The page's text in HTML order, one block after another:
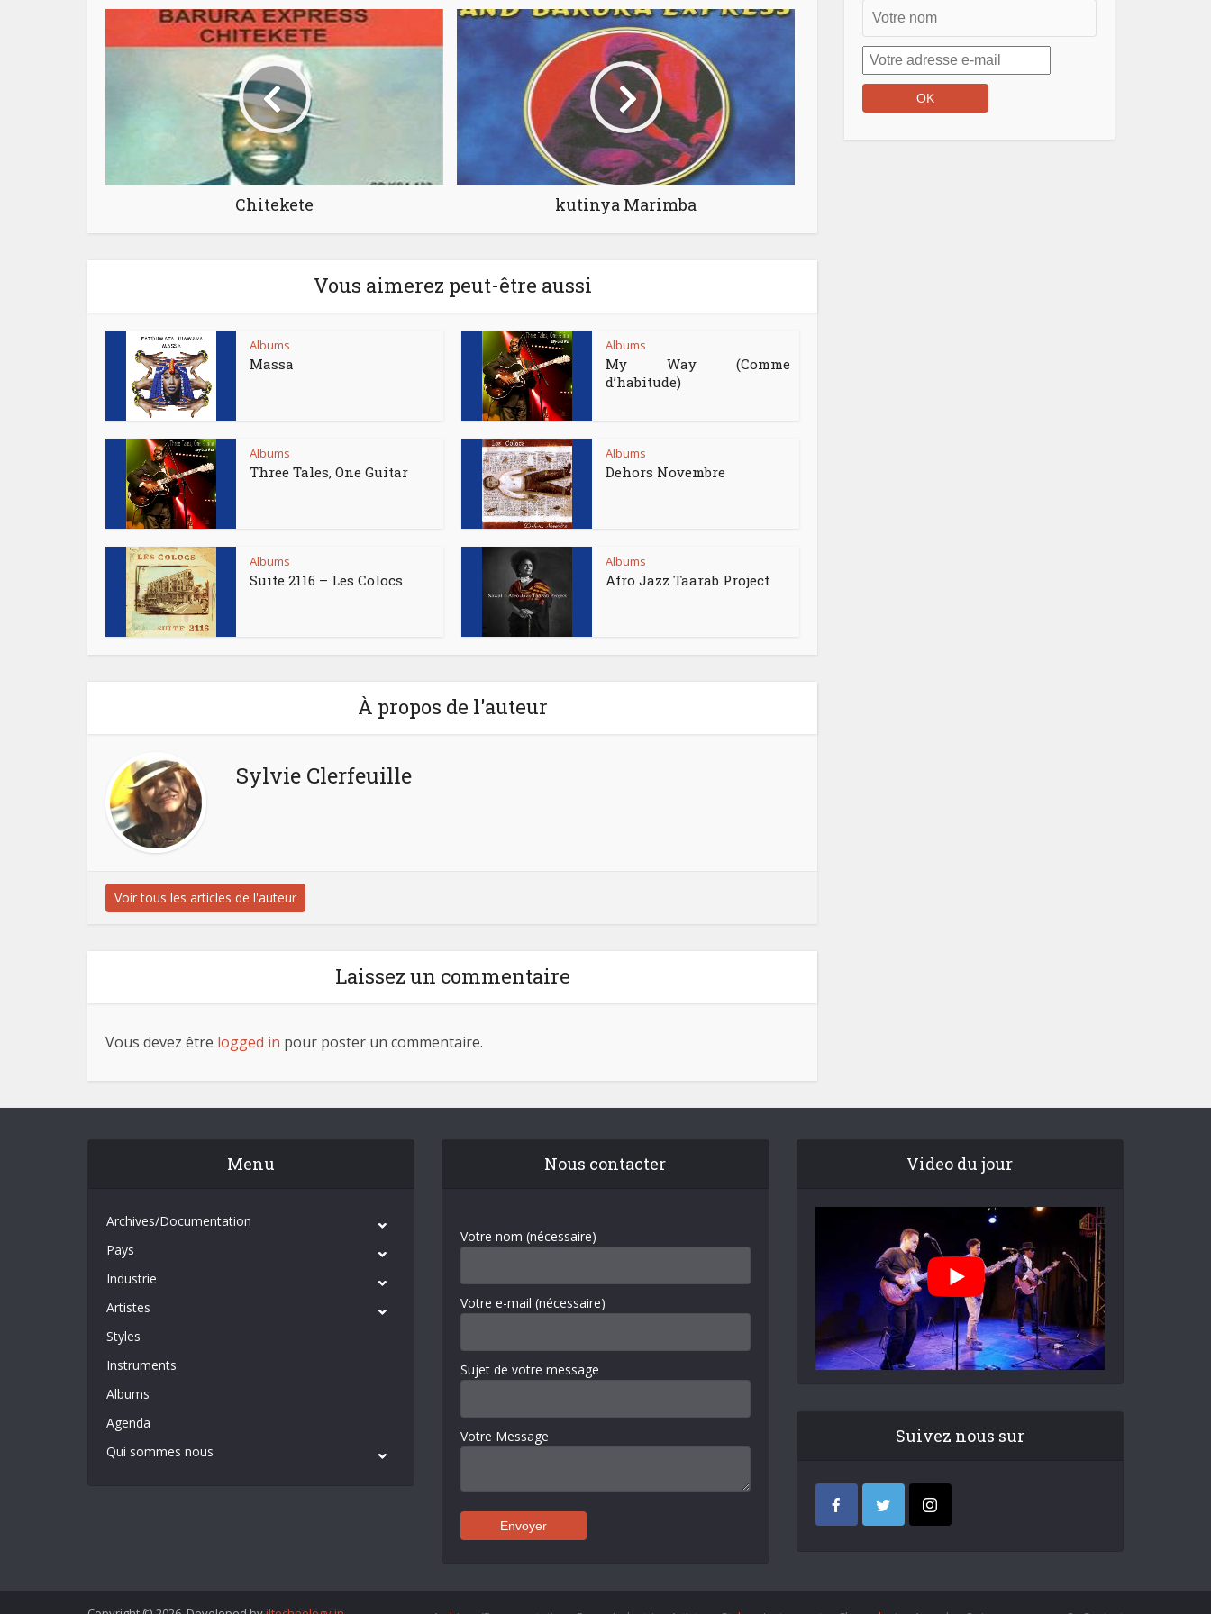
Chitekete kutinya Marimba
Vous aimerez peut-être aussi
Albums
Massa
Albums
My Way (Comme
d’habitude)
Albums
Three Tales, One Guitar
Albums
Dehors Novembre
Albums
Suite 2116 – Les Colocs
Albums
Afro Jazz Taarab Project
À propos de l'auteur
Sylvie Clerfeuille
Voir tous les articles de l'auteur
Laissez un commentaire
Vous devez être logged in pour poster un commentaire.
Menu
Archives/Documentation
Pays
Industrie
Artistes
Styles
Instruments
Albums
Agenda
Qui sommes nous
Nous contacter
Votre nom (nécessaire)
Votre e-mail (nécessaire)
Sujet de votre message
Votre Message
Video du jour
Suivez nous sur